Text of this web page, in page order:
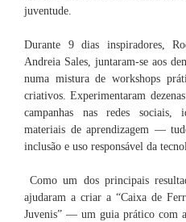
juventude.
Durante 9 dias inspiradores,
Andreia Sales, juntaram-se aos
numa mistura de workshops
criativos. Experimentaram
campanhas nas redes sociais,
materiais de aprendizagem —
inclusão e uso responsável da
Como um dos principais
ajudaram a criar a “Caixa de
Juvenis” — um guia prático com